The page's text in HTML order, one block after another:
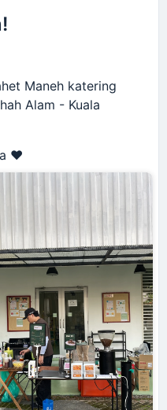
Maneh katering
Alam - Kuala
❤️